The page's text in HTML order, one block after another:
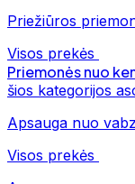
Priežiūros
Visos prekės
Priemonės nuo
šios kategorijos
Apsauga nuo
Visos prekės